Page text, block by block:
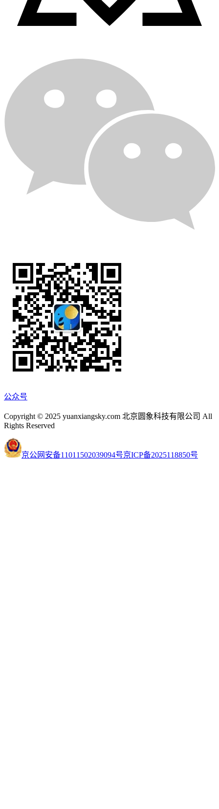
公众号
Copyright © 2025 yuanxiangsky.com 北京圆象科技有限公司 All
Rights Reserved
京公网安备11011502039094号京ICP备2025118850号